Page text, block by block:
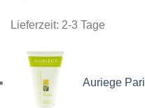
Lieferzeit: 2-3 Tage
Auriege